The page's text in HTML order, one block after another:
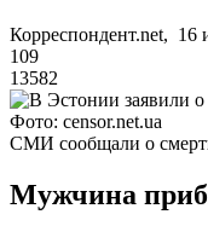
Корреспондент.net, 16
109
13582
Фото: censor.net.ua
СМИ сообщали о
Мужчина